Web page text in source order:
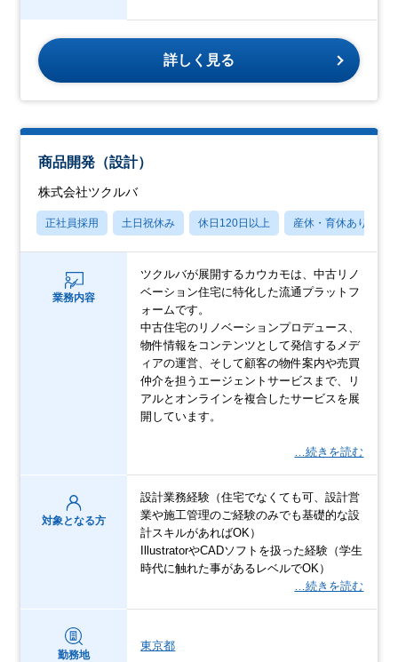
詳しく見る
商品開発（設計）
株式会社ツクルバ
正社員採用 土日祝休み 休日120日以上 産休・育休あり
業務内容
ツクルバが展開するカウカモは、中古リノ
ベーション住宅に特化した流通プラットフ
ォームです。
中古住宅のリノベーションプロデュース、
物件情報をコンテンツとして発信するメデ
ィアの運営、そして顧客の物件案内や売買
仲介を担うエージェントサービスまで、リ
アルとオンラインを複合したサービスを展
開しています。
…続きを読む
対象となる方
設計業務経験（住宅でなくても可、設計営
業や施工管理のご経験のみでも基礎的な設
計スキルがあればOK）
IllustratorやCADソフトを扱った経験（学生
時代に触れた事があるレベルでOK）
…続きを読む
勤務地
東京都